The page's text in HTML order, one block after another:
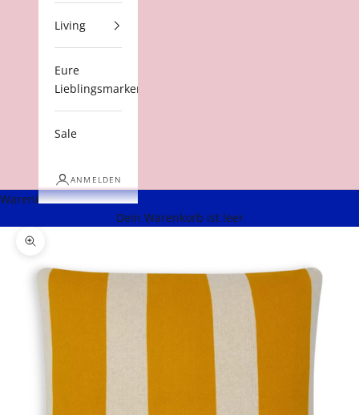
Living
Eure
Lieblingsmarken
Sale
ANMELDEN
Warenkorb
Dein Warenkorb ist leer
Bild vergrößern